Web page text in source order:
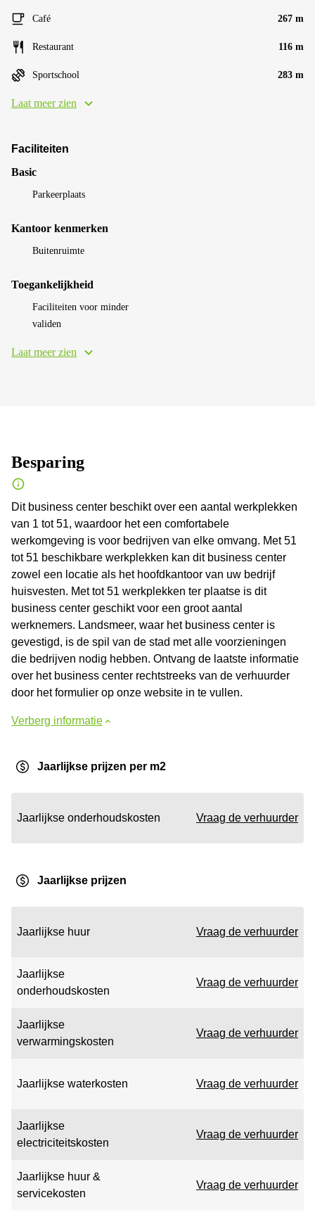
Café 267 m
Restaurant 116 m
Sportschool 283 m
Laat meer zien
Faciliteiten
Basic
Parkeerplaats
Kantoor kenmerken
Buitenruimte
Toegankelijkheid
Faciliteiten voor minder
validen
Laat meer zien
Besparing
Dit business center beschikt over een aantal werkplekken
van 1 tot 51, waardoor het een comfortabele
werkomgeving is voor bedrijven van elke omvang. Met 51
tot 51 beschikbare werkplekken kan dit business center
zowel een locatie als het hoofdkantoor van uw bedrijf
huisvesten. Met tot 51 werkplekken ter plaatse is dit
business center geschikt voor een groot aantal
werknemers. Landsmeer, waar het business center is
gevestigd, is de spil van de stad met alle voorzieningen
die bedrijven nodig hebben. Ontvang de laatste informatie
over het business center rechtstreeks van de verhuurder
door het formulier op onze website in te vullen.
Verberg informatie
Jaarlijkse prijzen per m2
Jaarlijkse onderhoudskosten Vraag de verhuurder
Jaarlijkse prijzen
Jaarlijkse huur Vraag de verhuurder
Jaarlijkse
onderhoudskosten
Vraag de verhuurder
Jaarlijkse
verwarmingskosten
Vraag de verhuurder
Jaarlijkse waterkosten Vraag de verhuurder
Jaarlijkse
electriciteitskosten
Vraag de verhuurder
Jaarlijkse huur &
servicekosten
Vraag de verhuurder